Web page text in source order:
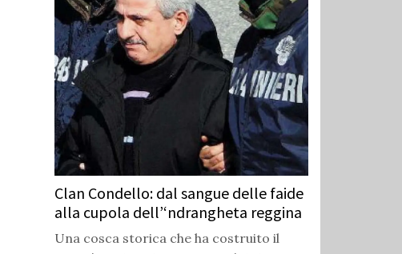
Clan Condello: dal sangue delle faide
alla cupola dell’‘ndrangheta reggina
Una cosca storica che ha costruito il